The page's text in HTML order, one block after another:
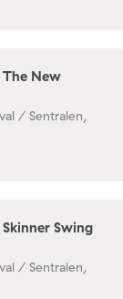
New
/ Sentralen,
Swing
/ Sentralen,